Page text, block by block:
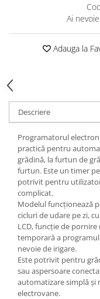
Ai
Adauga la
Descriere
Programatorul
practică pentru
grădină, la furtun de
furtun. Este un timer
potrivit pentru
complicat.
Modelul funcționează
cicluri de udare pe zi,
LCD, funcție de
temporară a
nevoie de irigare.
Este potrivit pentru
sau aspersoare
automatizare simplă și
electrovane.